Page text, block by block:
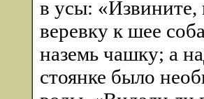
в усы: «Извините,
веревку к шее
наземь чашку; а
стоянке было